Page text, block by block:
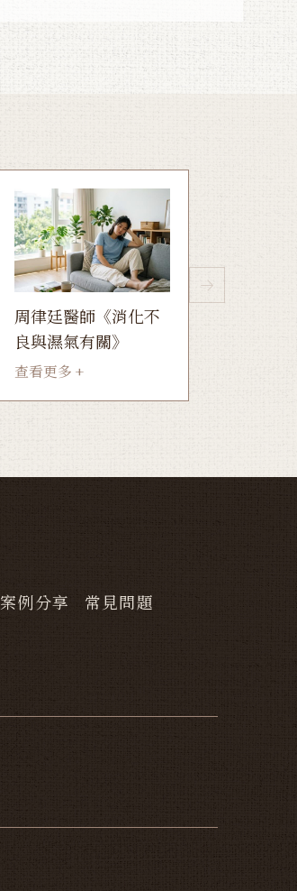
周律廷醫師《消化不
良與濕氣有關》
查看更多 +
案例分享
常見問題